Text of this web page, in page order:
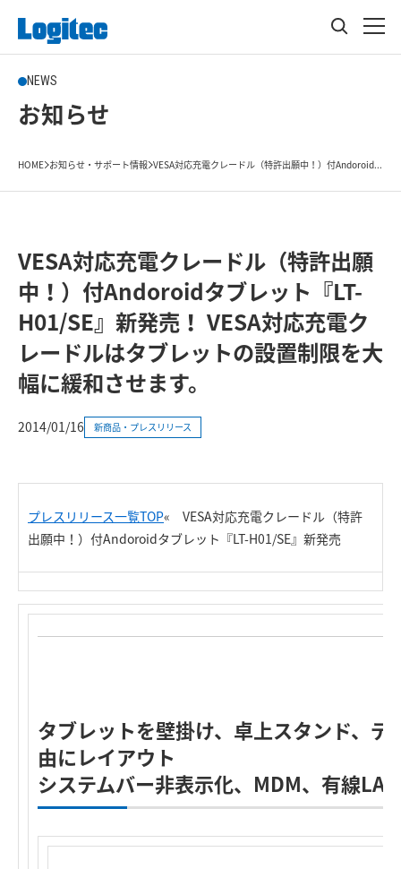
NEWS
お知らせ
HOME お知らせ・サポート情報 VESA対応充電クレードル（特許出願中！）付Andoroid...
VESA対応充電クレードル（特許出願
中！）付Andoroidタブレット『LT-
H01/SE』新発売！ VESA対応充電ク
レードルはタブレットの設置制限を大
幅に緩和させます。
2014/01/16 新商品・プレスリリース
プレスリリース一覧TOP«
VESA対応充電クレードル（特許
出願中！）付Andoroidタブレット『LT-H01/SE』新発売
タブレットを壁掛け、卓上スタンド、デ
由にレイアウト
システムバー非表示化、MDM、有線